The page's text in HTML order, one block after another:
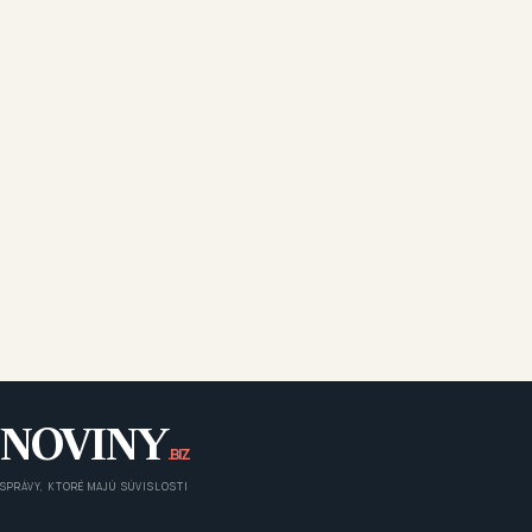
NOVINY.BIZ
SPRÁVY, KTORÉ MAJÚ SÚVISLOSTI